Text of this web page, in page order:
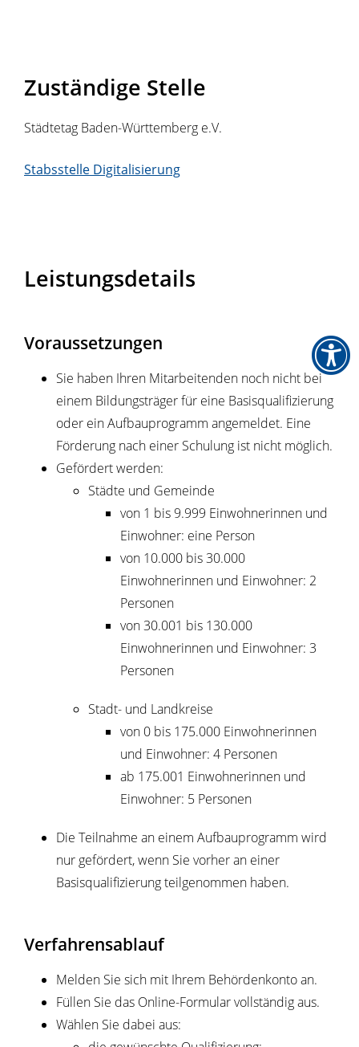
Zuständige Stelle
Städtetag Baden-Württemberg e.V.
Stabsstelle Digitalisierung
Leistungsdetails
Voraussetzungen
Sie haben Ihren Mitarbeitenden noch nicht bei
einem Bildungsträger für eine Basisqualifizierung
oder ein Aufbauprogramm angemeldet. Eine
Förderung nach einer Schulung ist nicht möglich.
Gefördert werden:
Städte und Gemeinde
von 1 bis 9.999 Einwohnerinnen und
Einwohner: eine Person
von 10.000 bis 30.000
Einwohnerinnen und Einwohner: 2
Personen
von 30.001 bis 130.000
Einwohnerinnen und Einwohner: 3
Personen
Stadt- und Landkreise
von 0 bis 175.000 Einwohnerinnen
und Einwohner: 4 Personen
ab 175.001 Einwohnerinnen und
Einwohner: 5 Personen
Die Teilnahme an einem Aufbauprogramm wird
nur gefördert, wenn Sie vorher an einer
Basisqualifizierung teilgenommen haben.
Verfahrensablauf
Melden Sie sich mit Ihrem Behördenkonto an.
Füllen Sie das Online-Formular vollständig aus.
Wählen Sie dabei aus: